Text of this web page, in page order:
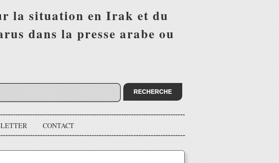
la situation en Irak et du
dans la presse arabe ou
CONTACT